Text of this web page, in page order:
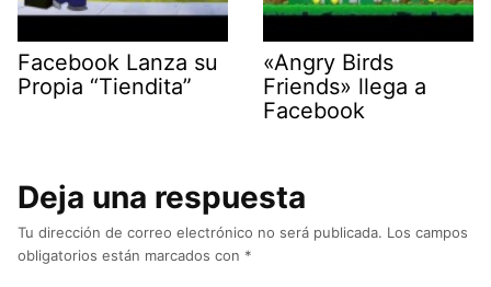
Facebook Lanza su
Propia “Tiendita”
«Angry Birds
Friends» llega a
Facebook
Deja una respuesta
Tu dirección de correo electrónico no será publicada. Los campos
obligatorios están marcados con *